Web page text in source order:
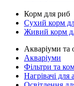
Корм для риб
Сухий корм
Живий корм
Акваріуми та
Акваріуми
Фільтри та
Нагрівачі для